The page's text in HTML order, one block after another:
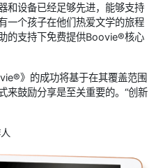
和设备已经足够先进，能够支持
一个孩子在他们热爱文学的旅程
的支持下免费提供Boovie®核心
》的成功将基于在其覆盖范围
来鼓励分享是至关重要的。“创新